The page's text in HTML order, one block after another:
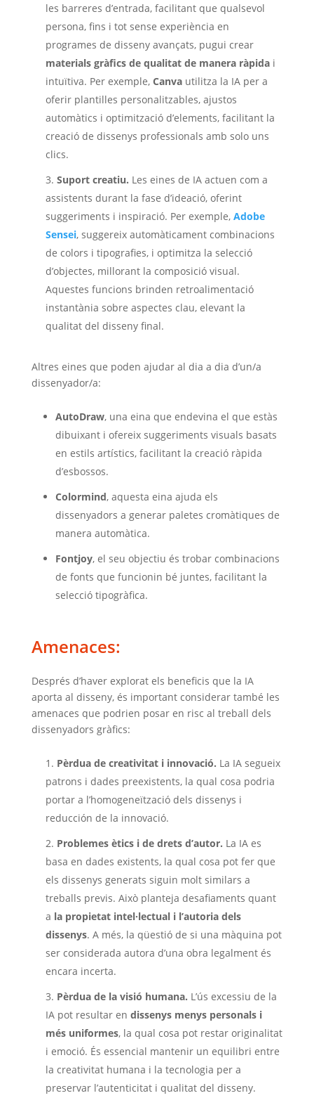
les barreres d’entrada, facilitant que qualsevol
persona, fins i tot sense experiència en
programes de disseny avançats, pugui crear
materials gràfics de qualitat de manera ràpida i
intuïtiva. Per exemple, Canvautilitza la IA per a
oferir plantilles personalitzables, ajustos
automàtics i optimització d’elements, facilitant la
creació de dissenys professionals amb solo uns
clics.
Suport creatiu. Les eines de IA actuen com a
assistents durant la fase d’ideació, oferint
suggeriments i inspiració. Per exemple, Adobe
Sensei, suggereix automàticament combinacions
de colors i tipografies, i optimitza la selecció
d’objectes, millorant la composició visual.
Aquestes funcions brinden retroalimentació
instantània sobre aspectes clau, elevant la
qualitat del disseny final.
Altres eines que poden ajudar al dia a dia d’un/a
dissenyador/a:
AutoDraw, una eina que endevina el que estàs
dibuixant i ofereix suggeriments visuals basats
en estils artístics, facilitant la creació ràpida
d’esbossos.
Colormind, aquesta eina ajuda els
dissenyadors a generar paletes cromàtiques de
manera automàtica.
Fontjoy, el seu objectiu és trobar combinacions
de fonts que funcionin bé juntes, facilitant la
selecció tipogràfica.
Amenaces:
Després d’haver explorat els beneficis que la IA
aporta al disseny, és important considerar també les
amenaces que podrien posar en risc al treball dels
dissenyadors gràfics:
Pèrdua de creativitat i innovació. La IA segueix
patrons i dades preexistents, la qual cosa podria
portar a l’homogeneïtzació dels dissenys i
reducción de la innovació.
Problemes ètics i de drets d’autor. La IA es
basa en dades existents, la qual cosa pot fer que
els dissenys generats siguin molt similars a
treballs previs. Això planteja desafiaments quant
a la propietat intel·lectual i l’autoria dels
dissenys. A més, la qüestió de si una màquina pot
ser considerada autora d’una obra legalment és
encara incerta.
Pèrdua de la visió humana. L’ús excessiu de la
IA pot resultar en dissenys menys personals i
més uniformes, la qual cosa pot restar originalitat
i emoció. És essencial mantenir un equilibri entre
la creativitat humana i la tecnologia per a
preservar l’autenticitat i qualitat del disseny.